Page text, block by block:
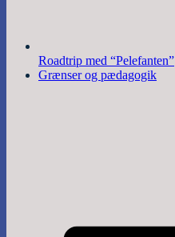
Roadtrip med “Pelefanten”
Grænser og pædagogik